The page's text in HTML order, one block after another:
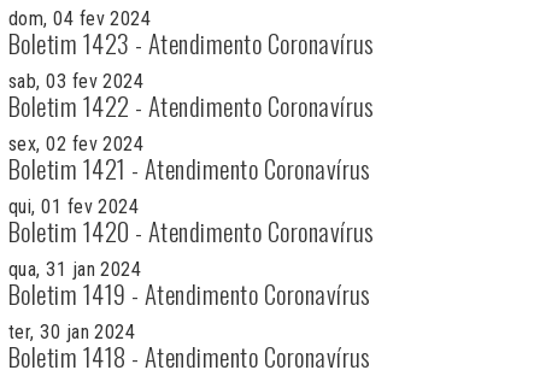
dom, 04 fev 2024
Boletim 1423 - Atendimento Coronavírus
sab, 03 fev 2024
Boletim 1422 - Atendimento Coronavírus
sex, 02 fev 2024
Boletim 1421 - Atendimento Coronavírus
qui, 01 fev 2024
Boletim 1420 - Atendimento Coronavírus
qua, 31 jan 2024
Boletim 1419 - Atendimento Coronavírus
ter, 30 jan 2024
Boletim 1418 - Atendimento Coronavírus